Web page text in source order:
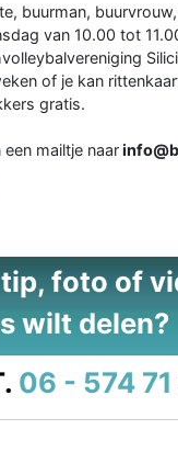
buurman,
van 10.00 tot
of je kan
gratis.
mailtje naar
foto of
wilt delen?
06 - 574 71